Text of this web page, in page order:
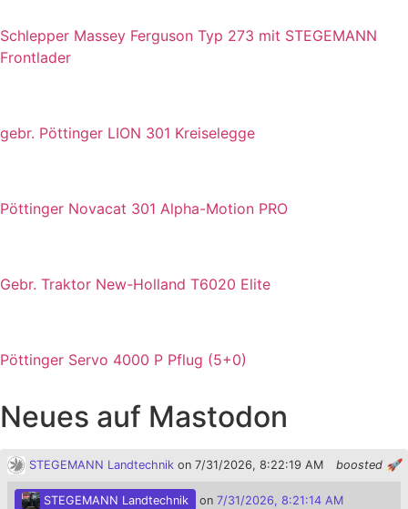
Schlepper Massey Ferguson Typ 273 mit STEGEMANN
Frontlader
gebr. Pöttinger LION 301 Kreiselegge
Pöttinger Novacat 301 Alpha-Motion PRO
Gebr. Traktor New-Holland T6020 Elite
Pöttinger Servo 4000 P Pflug (5+0)
Neues auf Mastodon
boosted 🚀
STEGEMANN Landtechnik on 7/31/2026, 8:22:19 AM
STEGEMANN Landtechnik on 7/31/2026, 8:21:14 AM